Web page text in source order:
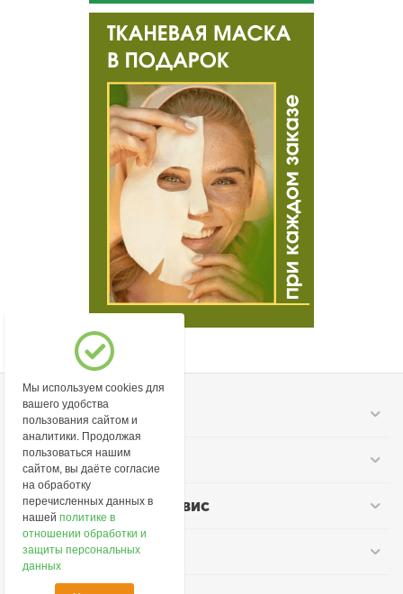
Моя учетная запись
Информация
Покупательский сервис
Контакты
Мы используем cookies для
вашего удобства
пользования сайтом и
аналитики. Продолжая
пользоваться нашим
сайтом, вы даёте согласие
на обработку
перечисленных данных в
нашейполитике в
отношении обработки и
защиты персональных
данных